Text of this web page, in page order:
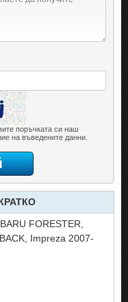
поръчката си наш
на въведените данни.
FORESTER,
Impreza 2007-